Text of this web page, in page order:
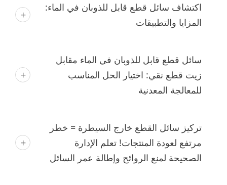
اكتشاف سائل قطع قابل للذوبان في الماء:
المزايا والتطبيقات
سائل قطع قابل للذوبان في الماء مقابل
زيت قطع نقي: اختيار الحل المناسب
للمعالجة المعدنية
تركيز سائل القطع خارج السيطرة = خطر
مرتفع لعودة المنتجات! تعلم الإدارة
الصحيحة لمنع الروائح وإطالة عمر السائل